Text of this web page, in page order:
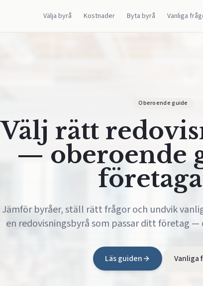
Välja byrå Kostnader Byta byrå Vanliga
Oberoende guide
Välj rätt
— oberoende
Jämför byråer, ställ rätt frågor och undvik
en redovisningsbyrå som passar ditt företag
Läs guiden Vanliga